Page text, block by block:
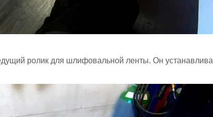
ролик для шлифовальной ленты. Он